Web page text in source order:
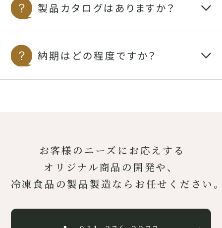
製品カタログはありますか？
納期はどの程度ですか？
お客様のニーズにお応えする
オリジナル商品の開発や、
冷凍食品の製品製造ならお任せください